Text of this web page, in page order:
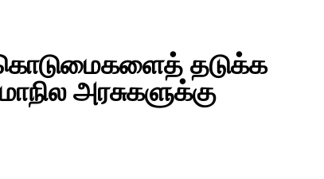
கொடுமைகளைத் தடுக்க
அரசுகளுக்கு